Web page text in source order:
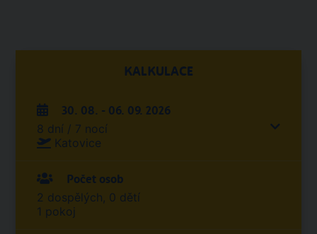
KALKULACE
30. 08. - 06. 09. 2026
8 dní / 7 nocí
Katovice
Počet osob
2 dospělých, 0 dětí
1 pokoj